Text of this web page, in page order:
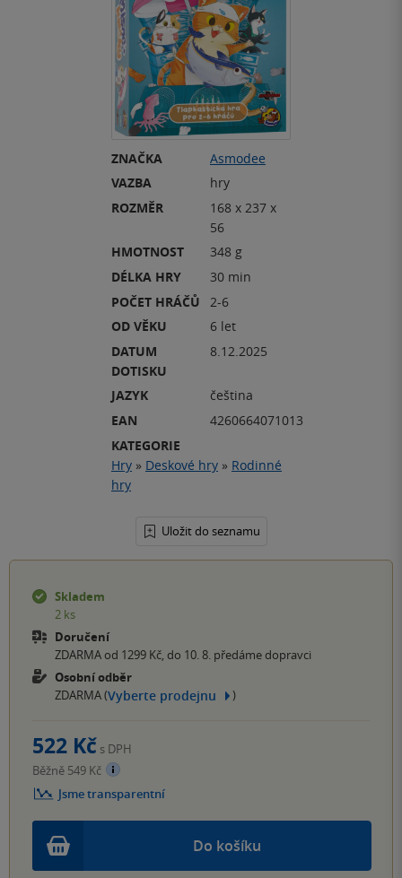
ZNAČKA
Asmodee
VAZBA
hry
ROZMĚR
168 x 237 x
56
HMOTNOST
348 g
DÉLKA HRY
30 min
POČET HRÁČŮ
2-6
OD VĚKU
6 let
DATUM
DOTISKU
8.12.2025
JAZYK
čeština
EAN
4260664071013
KATEGORIE
Hry » Deskové hry » Rodinné
hry
Uložit do seznamu
Skladem
2 ks
Doručení
ZDARMA od 1299 Kč, do 10. 8. předáme dopravci
Osobní odběr
ZDARMA (Vyberte prodejnu )
Do košíku
522 Kč s DPH
Běžně 549 Kč
Jsme transparentní